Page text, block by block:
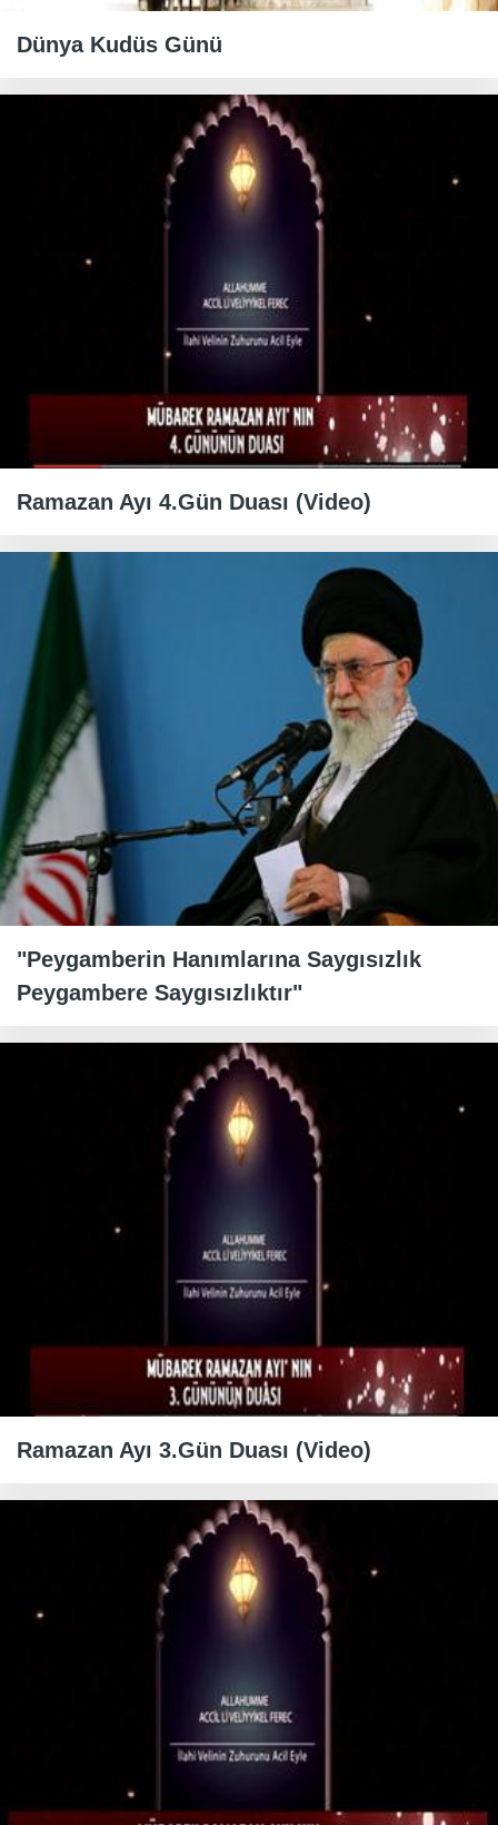
Dünya Kudüs Günü
Ramazan Ayı 4.Gün Duası (Video)
"Peygamberin Hanımlarına Saygısızlık
Peygambere Saygısızlıktır"
Ramazan Ayı 3.Gün Duası (Video)